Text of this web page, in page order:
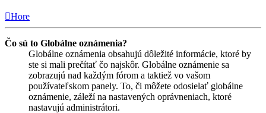
Hore
Čo sú to Globálne oznámenia?
Globálne oznámenia obsahujú dôležité informácie, ktoré by
ste si mali prečítať čo najskôr. Globálne oznámenie sa
zobrazujú nad každým fórom a taktiež vo vašom
používateľskom panely. To, či môžete odosielať globálne
oznámenie, záleží na nastavených oprávneniach, ktoré
nastavujú administrátori.